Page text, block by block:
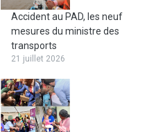
Accident au PAD, les neuf
mesures du ministre des
transports
21 juillet 2026